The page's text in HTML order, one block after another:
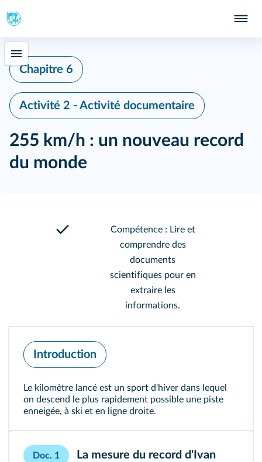
Chapitre 6
Activité 2 - Activité documentaire
255 km/h : un nouveau record
du monde
Compétence : Lire et
comprendre des
documents
scientifiques pour en
extraire les
informations.
Introduction
Le kilomètre lancé est un sport d'hiver dans lequel
on descend le plus rapidement possible une piste
enneigée, à ski et en ligne droite.
Doc. 1
La mesure du record d'Ivan